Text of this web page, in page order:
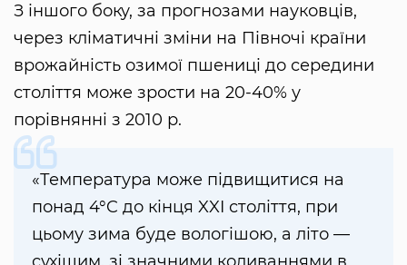
З іншого боку, за прогнозами науковців,
через кліматичні зміни на Півночі країни
врожайність озимої пшениці до середини
століття може зрости на 20-40% у
порівнянні з 2010 р.
«Температура може підвищитися на
понад 4°C до кінця XXI століття, при
цьому зима буде вологішою, а літо —